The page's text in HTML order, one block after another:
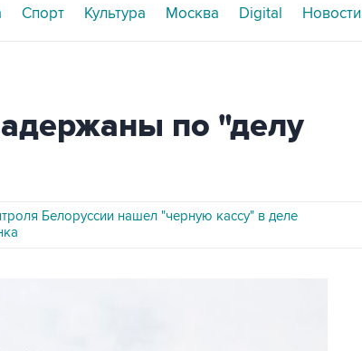
Спорт Культура Москва Digital Новости
по "делу
Белоруссии нашел "черную кассу" в деле